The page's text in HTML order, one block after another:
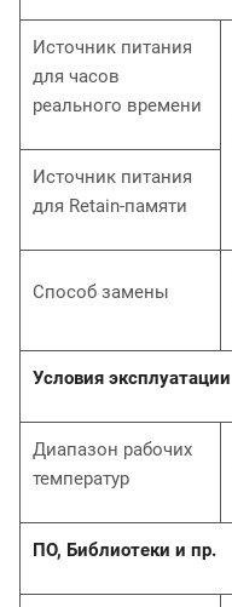
Источник питания
для часов
реального времени
Источник питания
для Retain-памяти
Способ замены
Условия эксплуатации
Диапазон рабочих
температур
ПО, Библиотеки и пр.